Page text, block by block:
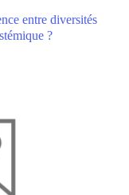
entre diversités
?